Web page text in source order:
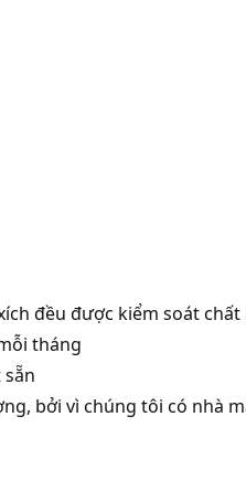
đều được kiểm soát
tháng
bởi vì chúng tôi có nhà